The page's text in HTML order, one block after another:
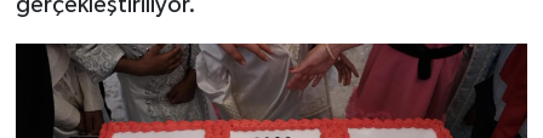
gerçekleştiriliyor.